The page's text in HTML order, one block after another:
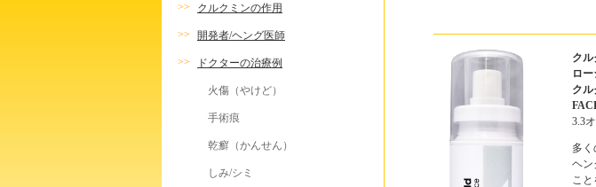
>> クルクミンの作用
>> 開発者/ヘング医師
>> ドクターの治療例
火傷（やけど）
手術痕
乾癬（かんせん）
しみ/シミ
ク
ロ
ク
3.3
多
ヘン
こと